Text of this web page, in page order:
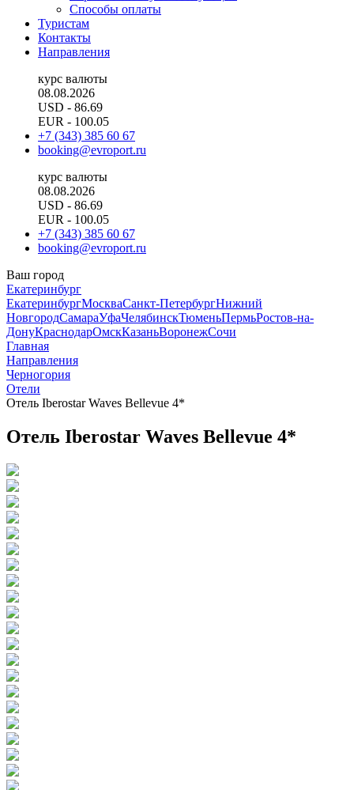
Способы оплаты
Туристам
Контакты
Направления
курс валюты
08.08.2026
USD - 86.69
EUR - 100.05
+7 (343) 385 60 67
booking@evroport.ru
курс валюты
08.08.2026
USD - 86.69
EUR - 100.05
+7 (343) 385 60 67
booking@evroport.ru
Ваш город
Екатеринбург
ЕкатеринбургМоскваСанкт-ПетербургНижний
НовгородСамараУфаЧелябинскТюменьПермьРостов-на-
ДонуКраснодарОмскКазаньВоронежСочи
Главная
Направления
Черногория
Отели
Отель Iberostar Waves Bellevue 4*
Отель Iberostar Waves Bellevue 4*